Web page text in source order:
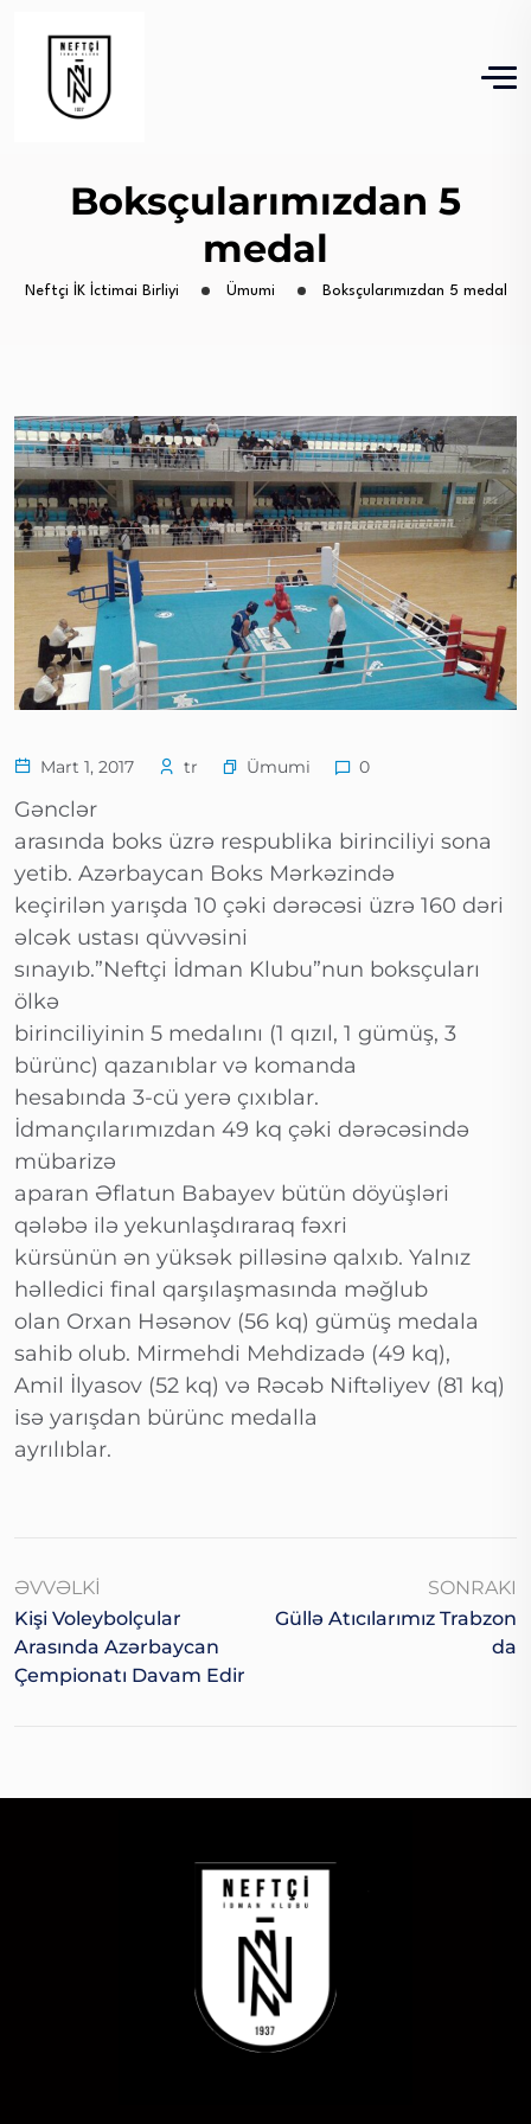
Boksçularımızdan 5
medal
Neftçi İK İctimai Birliyi Ümumi Boksçularımızdan 5 medal
Mart 1, 2017 tr Ümumi 0
Gənclər
arasında boks üzrə respublika birinciliyi sona
yetib. Azərbaycan Boks Mərkəzində
keçirilən yarışda 10 çəki dərəcəsi üzrə 160 dəri
əlcək ustası qüvvəsini
sınayıb.”Neftçi İdman Klubu”nun boksçuları
ölkə
birinciliyinin 5 medalını (1 qızıl, 1 gümüş, 3
bürünc) qazanıblar və komanda
hesabında 3-cü yerə çıxıblar.
İdmançılarımızdan 49 kq çəki dərəcəsində
mübarizə
aparan Əflatun Babayev bütün döyüşləri
qələbə ilə yekunlaşdıraraq fəxri
kürsünün ən yüksək pilləsinə qalxıb. Yalnız
həlledici final qarşılaşmasında məğlub
olan Orxan Həsənov (56 kq) gümüş medala
sahib olub. Mirmehdi Mehdizadə (49 kq),
Amil İlyasov (52 kq) və Rəcəb Niftəliyev (81 kq)
isə yarışdan bürünc medalla
ayrılıblar.
ƏVVƏLKI
Kişi Voleybolçular
Arasında Azərbaycan
Çempionatı Davam Edir
SONRAKI
Güllə Atıcılarımız Trabzon
Da